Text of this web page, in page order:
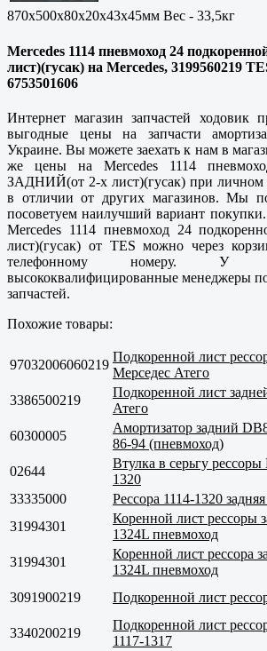
870x500x80x20x43x45мм Вес - 33,5кг
Mercedes 1114 пневмоход 24
лист)(гусак) на Mercedes, 3199560219
6753501606
Интернет магазин запчастей ходовик
выгодные цены на запчасти
Украине. Вы можете заехать к нам в
же цены на Mercedes 1114
ЗАДНИЙ(от 2-х лист)(гусак) при личном
в отличии от других магазинов. Мы
посоветуем наилучший вариант
Mercedes 1114 пневмоход 24
лист)(гусак) от TES можно через
телефонному номеру. У
высококвалифицированные менеджеры
запчастей.
Похожие товары:
97032006060219
Подкоренной лист
Мерседес Атего
3386500219
Подкоренной лист
Атего
60300005
Амортизатор задний
86-94 (пневмоход)
02644
Втулка в серьгу рессоры
1320
33335000
Рессора 1114-1320
31994301
Коренной лист рессоры
1324L пневмоход
31994301
Коренной лист рессора
1324L пневмоход
3091900219
Подкоренной лист
3340200219
Подкоренной лист
1117-1317